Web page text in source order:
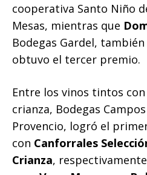
cooperativa Santo Niño
Mesas, mientras que
Bodegas Gardel, también
obtuvo el tercer premio.
Entre los vinos tintos
crianza, Bodegas
Provencio, logró el
con Canforrales
Crianza,